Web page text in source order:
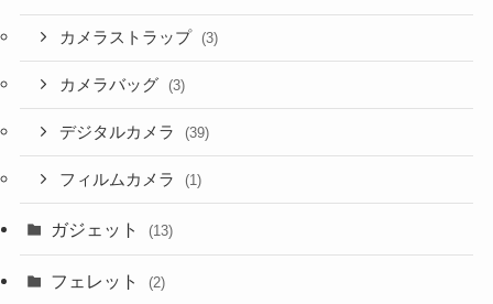
カメラストラップ (3)
カメラバッグ (3)
デジタルカメラ (39)
フィルムカメラ (1)
ガジェット (13)
フェレット (2)